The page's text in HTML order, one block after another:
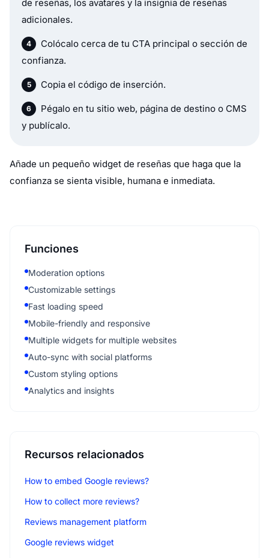
de reseñas, los avatares y la insignia de reseñas
adicionales.
Colócalo cerca de tu CTA principal o sección de
confianza.
Copia el código de inserción.
Pégalo en tu sitio web, página de destino o CMS
y publícalo.
Añade un pequeño widget de reseñas que haga que la
confianza se sienta visible, humana e inmediata.
Funciones
Moderation options
Customizable settings
Fast loading speed
Mobile-friendly and responsive
Multiple widgets for multiple websites
Auto-sync with social platforms
Custom styling options
Analytics and insights
Recursos relacionados
How to embed Google reviews?
How to collect more reviews?
Reviews management platform
Google reviews widget